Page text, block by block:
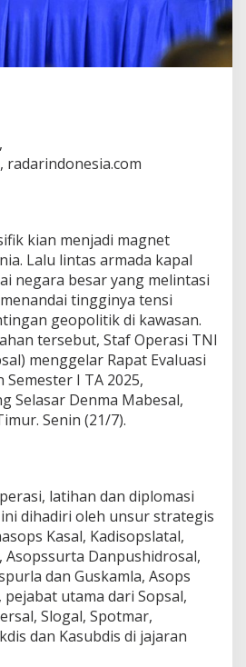
radarindonesia.com
kian menjadi magnet
Lalu lintas armada kapal
negara besar yang melintasi
tingginya tensi
geopolitik di kawasan.
tersebut, Staf Operasi TNI
menggelar Rapat Evaluasi
I TA 2025,
Selasar Denma Mabesal,
Senin (21/7).
latihan dan diplomasi
dihadiri oleh unsur strategis
Kasal, Kadisopslatal,
Asopssurta Danpushidrosal,
dan Guskamla, Asops
utama dari Sopsal,
Slogal, Spotmar,
dan Kasubdis di jajaran